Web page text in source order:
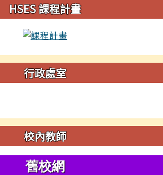
HSES 課程計畫
行政處室
校內教師
舊校網